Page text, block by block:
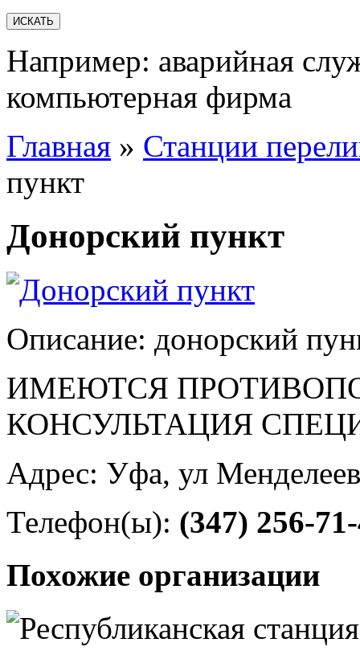
Например: аварийная
компьютерная фирма
Главная » Станции
пункт
Донорский пункт
Описание: донорский
ИМЕЮТСЯ
КОНСУЛЬТАЦИЯ
Адрес: Уфа, ул
Телефон(ы): (347) 256-
Похожие организации